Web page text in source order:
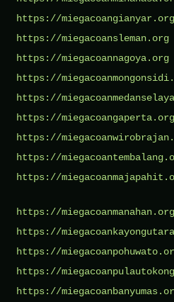
https://miegacoangianyar.org
https://miegacoansleman.org
https://miegacoannagoya.org
https://
https://
https://miegacoangaperta.org
https://
https://
https://
https://miegacoanmanahan.org
https://
https://
https://
https://